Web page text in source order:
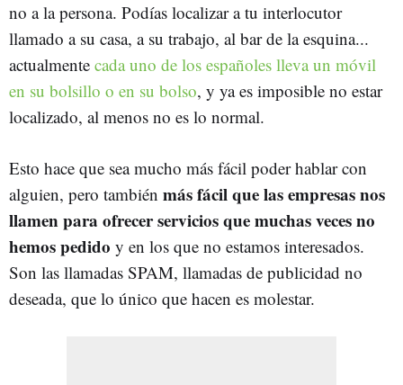
no a la persona. Podías localizar a tu interlocutor
llamado a su casa, a su trabajo, al bar de la esquina...
actualmente cada uno de los españoles lleva un móvil
en su bolsillo o en su bolso, y ya es imposible no estar
localizado, al menos no es lo normal.
Esto hace que sea mucho más fácil poder hablar con
alguien, pero también más fácil que las empresas nos
llamen para ofrecer servicios que muchas veces no
hemos pedido y en los que no estamos interesados.
Son las llamadas SPAM, llamadas de publicidad no
deseada, que lo único que hacen es molestar.